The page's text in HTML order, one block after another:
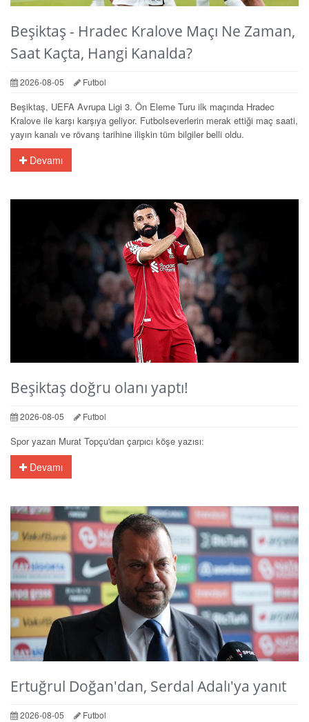
Beşiktaş - Hradec Kralove Maçı Ne Zaman,
Saat Kaçta, Hangi Kanalda?
2026-08-05 Futbol
Beşiktaş, UEFA Avrupa Ligi 3. Ön Eleme Turu ilk maçında Hradec
Kralove ile karşı karşıya geliyor. Futbolseverlerin merak ettiği maç saati,
yayın kanalı ve rövanş tarihine ilişkin tüm bilgiler belli oldu.
Devamı
Beşiktaş doğru olanı yaptı!
2026-08-05 Futbol
Spor yazarı Murat Topçu'dan çarpıcı köşe yazısı:
Devamı
Ertuğrul Doğan'dan, Serdal Adalı'ya yanıt
2026-08-05 Futbol